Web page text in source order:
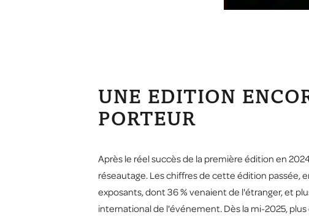
UNE EDITION
PORTEUR
Après le réel succès de la première édition en
réseautage. Les chiffres de cette édition passée,
exposants, dont 36 % venaient de l'étranger, et
international de l'événement. Dès la mi-2025,